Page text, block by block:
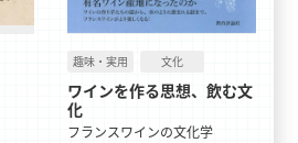
趣味・実用 文化
ワインを作る思想、飲む文
化
フランスワインの文化学